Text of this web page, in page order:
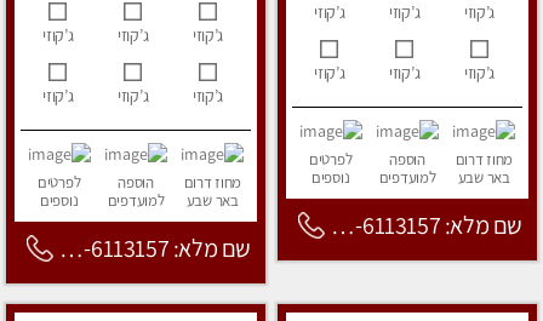
ג’קוזי ג’קוזי ג’קוזי
ג’קוזי ג’קוזי ג’קוזי
מחוז דרום
באר שבע
הוספה
למועדפים
לפרטים
נוספים
שם מלא: 053-6113157
ג’קוזי ג’קוזי ג’קוזי
ג’קוזי ג’קוזי ג’קוזי
מחוז דרום
באר שבע
הוספה
למועדפים
לפרטים
נוספים
שם מלא: 053-6113157